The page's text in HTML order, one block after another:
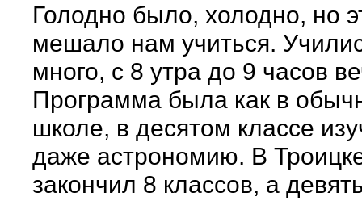
Голодно было, холодно, но
мешало нам учиться.
много, с 8 утра до 9 часов
Программа была как в
школе, в десятом классе
даже астрономию. В
закончил 8 классов, а